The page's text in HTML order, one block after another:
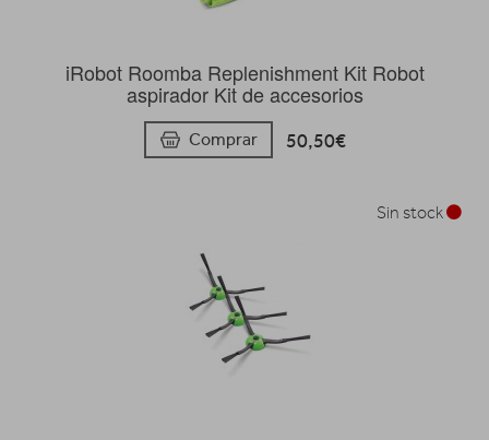
iRobot Roomba Replenishment Kit Robot
aspirador Kit de accesorios
Comprar 50,50€
Sin stock